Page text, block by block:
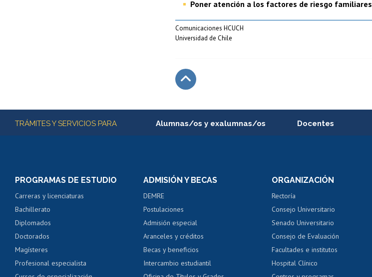
Poner atención a los factores de riesgo familiares
Comunicaciones HCUCH
Universidad de Chile
Más información
TRÁMITES Y SERVICIOS PARA Alumnas/os y exalumnas/os
Consulta y certificado de notas
Servicio médico y dental
Pago de arancel y crédito alumnos
Pago de arancel y crédito exalumnos
Certificado de títulos y grados
Docentes
Perfeccionamiento
Evaluación docente
Calificación académica
Postulación al AUCAI
PROGRAMAS DE ESTUDIO
Carreras y licenciaturas
Bachillerato
Diplomados
Doctorados
Magísteres
Profesional especialista
ADMISIÓN Y BECAS
DEMRE
Postulaciones
Admisión especial
Aranceles y créditos
Becas y beneficios
Intercambio estudiantil
ORGANIZACIÓN
Rectoría
Consejo Universitario
Senado Universitario
Consejo de Evaluación
Facultades e institutos
Hospital Clínico